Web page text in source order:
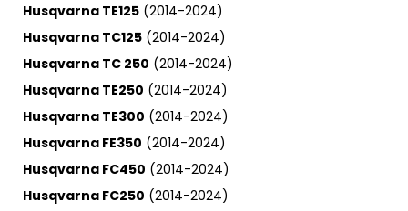
Husqvarna TE125 (2014-2024)
Husqvarna TC125 (2014-2024)
Husqvarna TC 250 (2014-2024)
Husqvarna TE250 (2014-2024)
Husqvarna TE300 (2014-2024)
Husqvarna FE350 (2014-2024)
Husqvarna FC450 (2014-2024)
Husqvarna FC250 (2014-2024)